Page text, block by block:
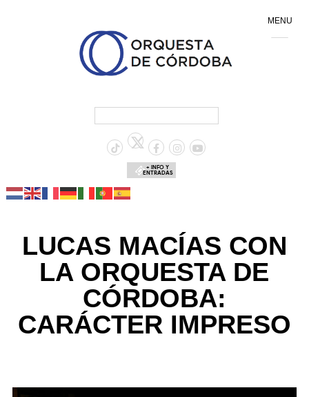
+ INFO Y
ENTRADAS
LUCAS MACÍAS CON
LA ORQUESTA DE
CÓRDOBA:
CARÁCTER IMPRESO
MENU